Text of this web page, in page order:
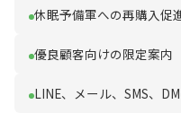
休眠予備軍への再購入促
優良顧客向けの限定案内
LINE、メール、SMS、